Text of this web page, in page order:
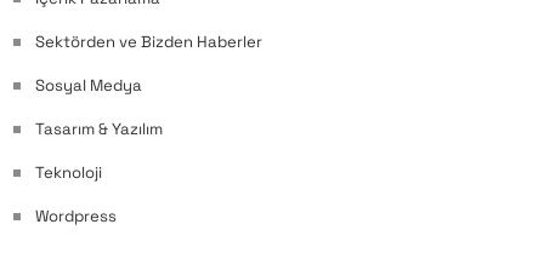
Sektörden ve Bizden Haberler
Sosyal Medya
Tasarım & Yazılım
Teknoloji
Wordpress